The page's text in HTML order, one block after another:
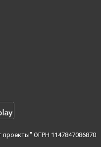
ОГРН 1147847086870